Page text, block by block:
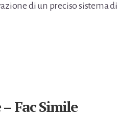
di un preciso sistema di
Fac Simile